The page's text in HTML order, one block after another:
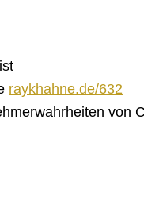
raykhahne.de/632
von